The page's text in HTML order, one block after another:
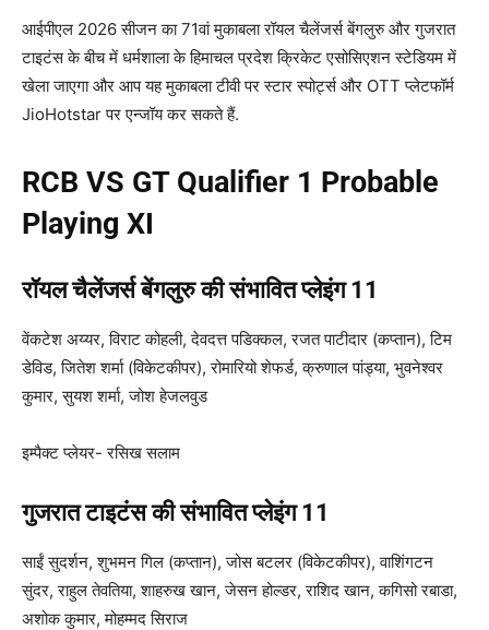
आईपीएल 2026 सीजन का 71वां मुकाबला रॉयल चैलेंजर्स बेंगलुरु और गुजरात
टाइटंस के बीच में धर्मशाला के हिमाचल प्रदेश क्रिकेट एसोसिएशन स्टेडियम में
खेला जाएगा और आप यह मुकाबला टीवी पर स्टार स्पोर्ट्स और OTT प्लेटफॉर्म
JioHotstar पर एन्जॉय कर सकते हैं.
RCB VS GT Qualifier 1 Probable
Playing XI
रॉयल चैलेंजर्स बेंगलुरु की संभावित प्लेइंग 11
वेंकटेश अय्यर, विराट कोहली, देवदत्त पडिक्कल, रजत पाटीदार (कप्तान), टिम
डेविड, जितेश शर्मा (विकेटकीपर), रोमारियो शेफर्ड, क्रुणाल पांड्या, भुवनेश्वर
कुमार, सुयश शर्मा, जोश हेजलवुड
इम्पैक्ट प्लेयर- रसिख सलाम
गुजरात टाइटंस की संभावित प्लेइंग 11
साईं सुदर्शन, शुभमन गिल (कप्तान), जोस बटलर (विकेटकीपर), वाशिंगटन
सुंदर, राहुल तेवतिया, शाहरुख खान, जेसन होल्डर, राशिद खान, कगिसो रबाडा,
अशोक कुमार, मोहम्मद सिराज